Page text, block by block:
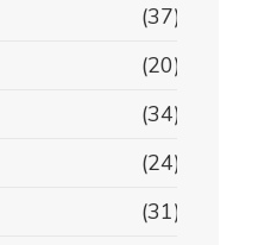
(37)
(20)
(34)
(24)
(31)